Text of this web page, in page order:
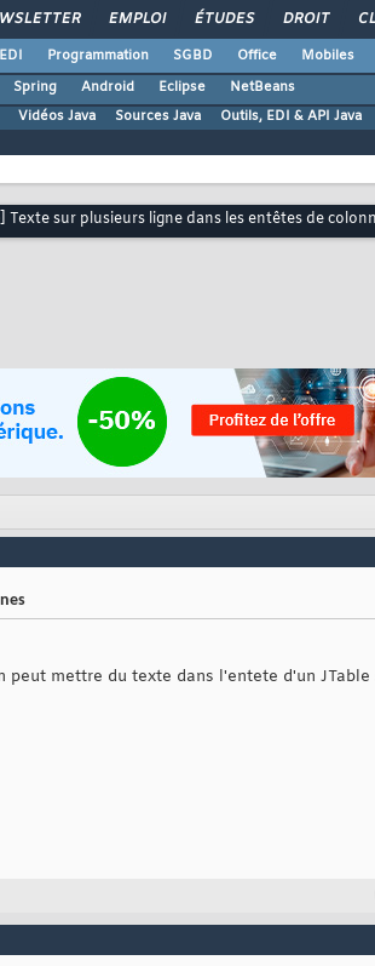
EMPLOI ÉTUDES DROIT
EDI Programmation SGBD Office Mobiles
Spring Android Eclipse
NetBeans
Vidéos Java Sources Java Outils, EDI & API Java
Texte sur plusieurs ligne dans les entêtes de
mettre du texte dans l'entete d'un